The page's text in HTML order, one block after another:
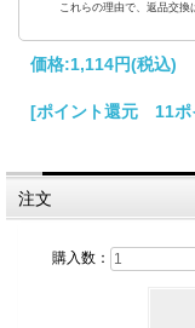
これらの理由で、返品交換
価格:1,114円(税込)
[ポイント還元 11ポ
注文
購入数：